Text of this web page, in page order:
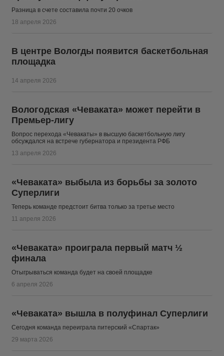
Разница в счете составила почти 20 очков
18 апреля 2026
В центре Вологды появится баскетбольная
площадка
14 апреля 2026
Вологодская «Чеваката» может перейти в
Премьер-лигу
Вопрос перехода «Чевакаты» в высшую баскетбольную лигу
обсуждался на встрече губернатора и президента РФБ
13 апреля 2026
«Чеваката» выбыла из борьбы за золото
Суперлиги
Теперь команде предстоит битва только за третье место
11 апреля 2026
«Чеваката» проиграла первый матч ½
финала
Отыгрываться команда будет на своей площадке
6 апреля 2026
«Чеваката» вышла в полуфинал Суперлиги
Сегодня команда переиграла питерский «Спартак»
29 марта 2026